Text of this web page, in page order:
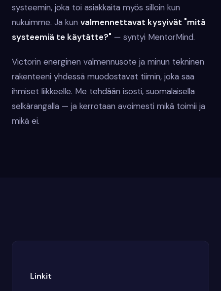
systeemin, joka toi asiakkaita myös silloin kun
nukuimme. Ja kun valmennettavat kysyivät "mitä
systeemiä te käytätte?" — syntyi MentorMind.
Victorin energinen valmennusote ja minun tekninen
rakenteeni yhdessä muodostavat tiimin, joka saa
ihmiset liikkeelle. Me tehdään isosti, suomalaisella
selkärangalla — ja kerrotaan avoimesti mikä toimii ja
mikä ei.
Linkit